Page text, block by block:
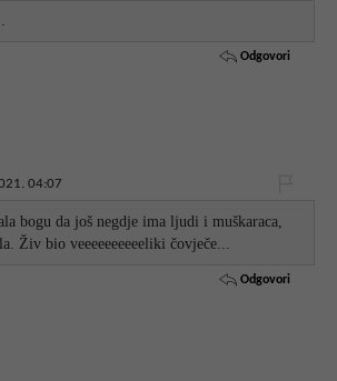
Odgovori
04:07
bogu da još negdje ima ljudi i muškaraca,
Živ bio veeeeeeeeeeliki čovječe...
Odgovori